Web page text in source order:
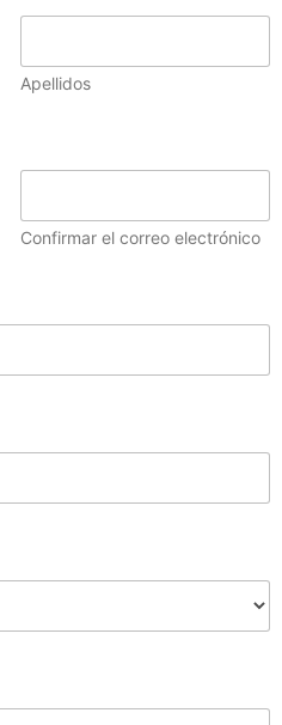
Apellidos
Confirmar el correo electrónico